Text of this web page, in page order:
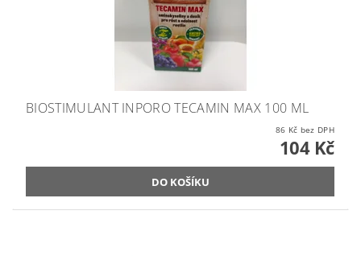
BIOSTIMULANT INPORO TECAMIN MAX 100 ML
86 Kč bez DPH
104 Kč